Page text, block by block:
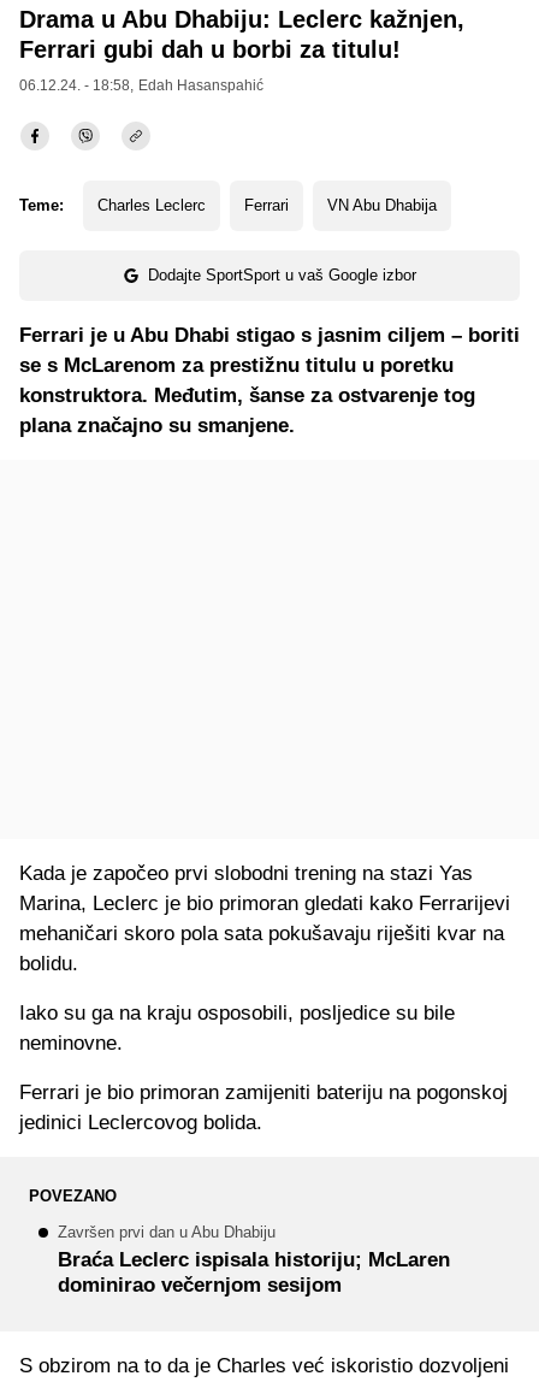
Drama u Abu Dhabiju: Leclerc kažnjen,
Ferrari gubi dah u borbi za titulu!
06.12.24. - 18:58, Edah Hasanspahić
Teme: Charles Leclerc Ferrari VN Abu Dhabija
Dodajte SportSport u vaš Google izbor
Ferrari je u Abu Dhabi stigao s jasnim ciljem – boriti
se s McLarenom za prestižnu titulu u poretku
konstruktora. Međutim, šanse za ostvarenje tog
plana značajno su smanjene.
Kada je započeo prvi slobodni trening na stazi Yas
Marina, Leclerc je bio primoran gledati kako Ferrarijevi
mehaničari skoro pola sata pokušavaju riješiti kvar na
bolidu.
Iako su ga na kraju osposobili, posljedice su bile
neminovne.
Ferrari je bio primoran zamijeniti bateriju na pogonskoj
jedinici Leclercovog bolida.
POVEZANO
Završen prvi dan u Abu Dhabiju
Braća Leclerc ispisala historiju; McLaren
dominirao večernjom sesijom
S obzirom na to da je Charles već iskoristio dozvoljeni